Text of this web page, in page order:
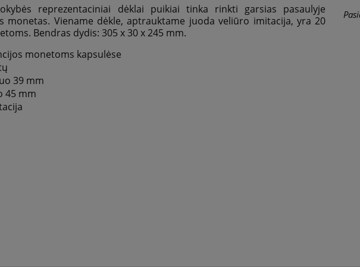
reprezentaciniai dėklai puikiai tinka rinkti garsias pasaulyje
monetas. Viename dėkle, aptrauktame juoda veliūro imitacija, yra 20
Bendras dydis: 305 x 30 x 245 mm.
monetoms kapsulėse
39 mm
45 mm